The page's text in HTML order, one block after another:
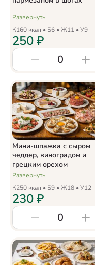
Развернуть
К160 ккал • Б6 • Ж11 • У9
250₽
0
Мини-шпажка с сыром
чеддер, виноградом и
грецким орехом
Развернуть
К250 ккал • Б9 • Ж18 • У12
230₽
0